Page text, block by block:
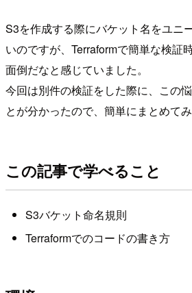
S3を作成する際にバケット名をユニ
いのですが、Terraformで簡単な検証
面倒だなと感じていました。
今回は別件の検証をした際に、この
とが分かったので、簡単にまとめてみ
この記事で学べること
S3バケット命名規則
Terraformでのコードの書き方